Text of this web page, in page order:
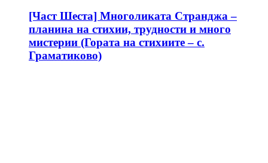
[Част Шеста] Многоликата Странджа –
планина на стихии, трудности и много
мистерии (Гората на стихиите – с.
Граматиково)